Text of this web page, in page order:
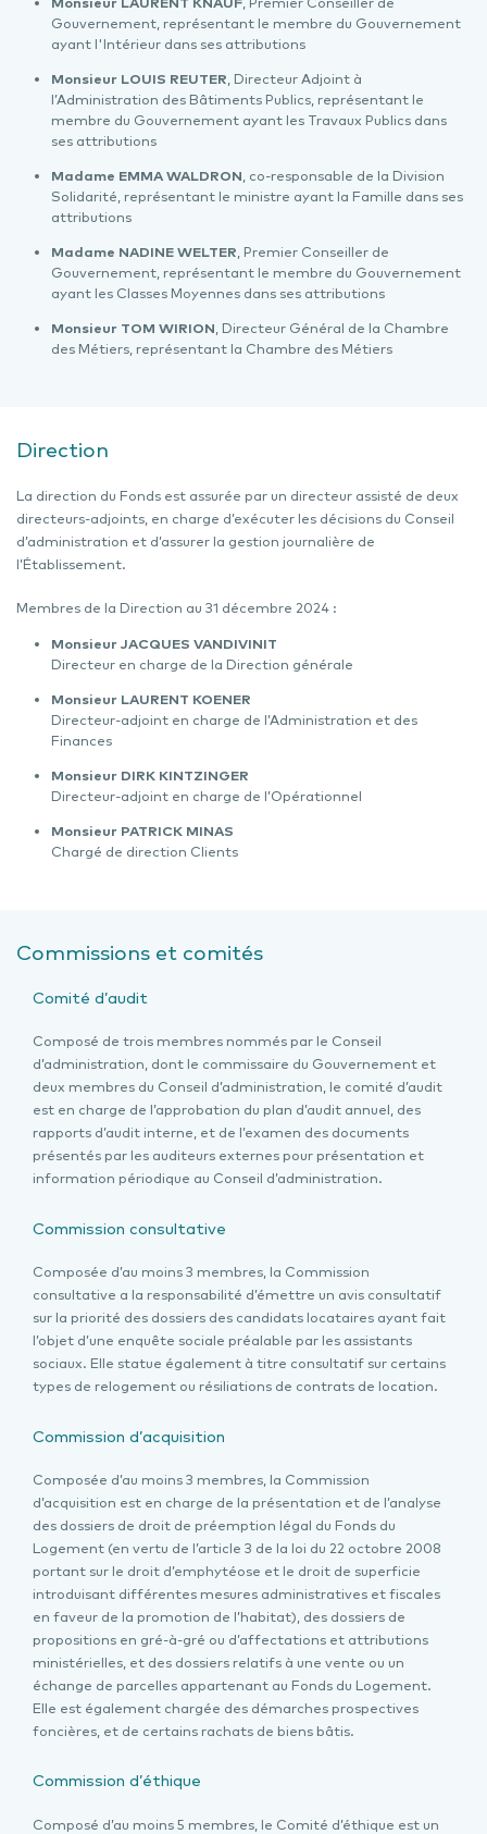
Gouvernement, représentant le membre du Gouvernement
ayant l'Intérieur dans ses attributions
Monsieur LOUIS REUTER, Directeur Adjoint à
l’Administration des Bâtiments Publics, représentant le
membre du Gouvernement ayant les Travaux Publics dans
ses attributions
Madame EMMA WALDRON , co-responsable de la Division
Solidarité, représentant le ministre ayant la Famille dans ses
attributions
Madame NADINE WELTER , Premier Conseiller de
Gouvernement, représentant le membre du Gouvernement
ayant les Classes Moyennes dans ses attributions
Monsieur TOM WIRION , Directeur Général de la Chambre
des Métiers, représentant la Chambre des Métiers
Direction
La direction du Fonds est assurée par un directeur assisté de deux
directeurs-adjoints, en charge d’exécuter les décisions du Conseil
d’administration et d’assurer la gestion journalière de
l’Établissement.
Membres de la Direction au 31 décembre 2024 :
Monsieur JACQUES VANDIVINIT
Directeur en charge de la Direction générale
Monsieur LAURENT KOENER
Directeur-adjoint en charge de l’Administration et des
Finances
Monsieur DIRK KINTZINGER
Directeur-adjoint en charge de l’Opérationnel
Monsieur PATRICK MINAS
Chargé de direction Clients
Commissions et comités
Comité d’audit
Composé de trois membres nommés par le Conseil
d’administration, dont le commissaire du Gouvernement et
deux membres du Conseil d’administration, le comité d’audit
est en charge de l’approbation du plan d’audit annuel, des
rapports d’audit interne, et de l’examen des documents
présentés par les auditeurs externes pour présentation et
information périodique au Conseil d’administration.
Commission consultative
Composée d’au moins 3 membres, la Commission
consultative a la responsabilité d’émettre un avis consultatif
sur la priorité des dossiers des candidats locataires ayant fait
l’objet d’une enquête sociale préalable par les assistants
sociaux. Elle statue également à titre consultatif sur certains
types de relogement ou résiliations de contrats de location.
Commission d’acquisition
Composée d’au moins 3 membres, la Commission
d’acquisition est en charge de la présentation et de l’analyse
des dossiers de droit de préemption légal du Fonds du
Logement (en vertu de l’article 3 de la loi du 22 octobre 2008
portant sur le droit d’emphytéose et le droit de superficie
introduisant différentes mesures administratives et fiscales
en faveur de la promotion de l’habitat), des dossiers de
propositions en gré-à-gré ou d’affectations et attributions
ministérielles, et des dossiers relatifs à une vente ou un
échange de parcelles appartenant au Fonds du Logement.
Elle est également chargée des démarches prospectives
foncières, et de certains rachats de biens bâtis.
Commission d’éthique
Composé d’au moins 5 membres, le Comité d’éthique est un